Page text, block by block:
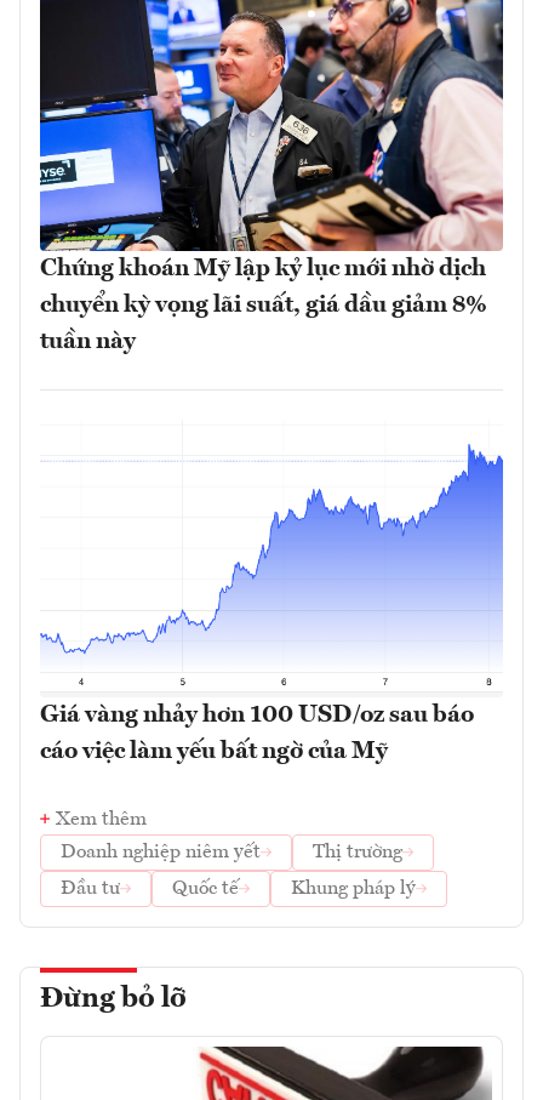
Chứng khoán Mỹ lập kỷ lục mới nhờ dịch
chuyển kỳ vọng lãi suất, giá dầu giảm 8%
tuần này
Giá vàng nhảy hơn 100 USD/oz sau báo
cáo việc làm yếu bất ngờ của Mỹ
Xem thêm
Doanh nghiệp niêm yết
Thị trường
Đầu tư
Quốc tế Khung pháp lý
Đừng bỏ lỡ